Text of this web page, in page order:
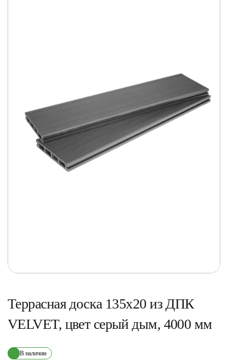
Террасная доска 135х20 из ДПК
VELVET, цвет серый дым, 4000 мм
В наличии